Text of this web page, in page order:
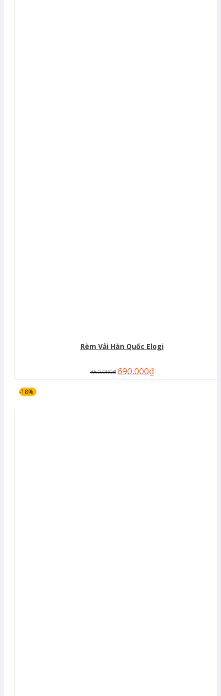
Rèm Vải Hàn Quốc Elogi
850.000₫ 690.000₫
-18%